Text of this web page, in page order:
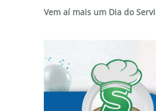
Vem aí mais um Dia do